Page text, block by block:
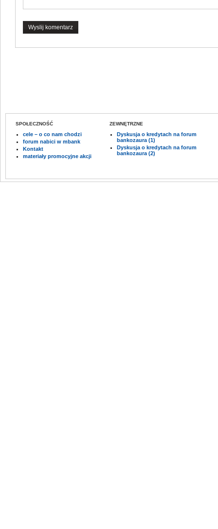
SPOŁECZNOŚĆ
cele – o co nam chodzi
forum nabici w mbank
Kontakt
materiały promocyjne akcji
ZEWNĘTRZNE
Dyskusja o kredytach na forum
bankozaura (1)
Dyskusja o kredytach na forum
bankozaura (2)